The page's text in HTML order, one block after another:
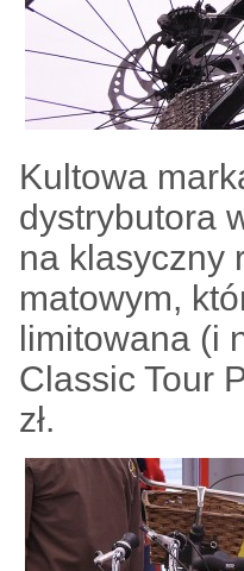
Kultowa
dystrybutora
na klasyczny
matowym,
limitowana (i
Classic Tour
zł.